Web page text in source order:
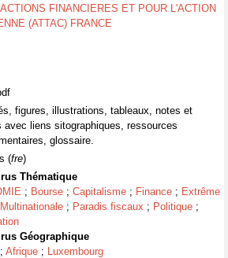
FINANCIERES ET POUR L'ACTION
(ATTAC) FRANCE
figures, illustrations, tableaux, notes et
avec liens sitographiques, ressources
glossaire.
(fre)
Thématique
; Bourse ; Capitalisme ; Finance ; Extrême
Multinationale ; Paradis fiscaux ; Politique ;
Géographique
; Afrique ; Luxembourg